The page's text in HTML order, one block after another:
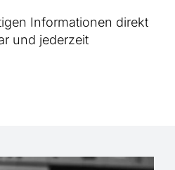
Informationen direkt
und jederzeit